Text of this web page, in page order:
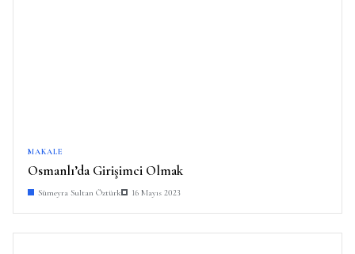
MAKALE
Osmanlı’da Girişimci Olmak
Sümeyra Sultan Öztürk 16 Mayıs 2023